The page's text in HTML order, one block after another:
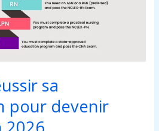
sa
pour devenir